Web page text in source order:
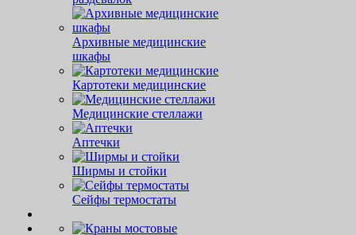
Архивные медицинские
шкафы
Картотеки медицинские
Медицинские стеллажи
Аптечки
Ширмы и стойки
Сейфы термостаты